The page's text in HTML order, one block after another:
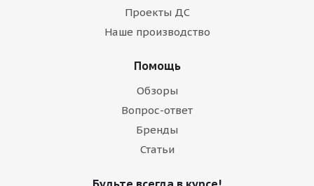
Проекты ДС
Наше производство
Помощь
Обзоры
Вопрос-ответ
Бренды
Статьи